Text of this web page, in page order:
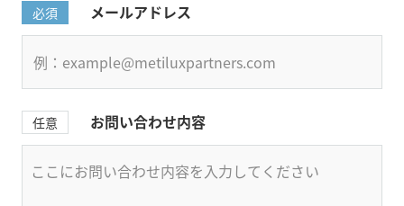
必須 メールアドレス
任意 お問い合わせ内容